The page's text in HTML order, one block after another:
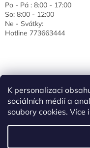
K personalizaci
sociálních médií a
soubory cookies. Více
Po - Pá : 8:00 - 17:00
So: 8:00 - 12:00
Ne - Svátky:
Hotline 773663444